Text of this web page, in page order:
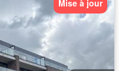
Mise à jour